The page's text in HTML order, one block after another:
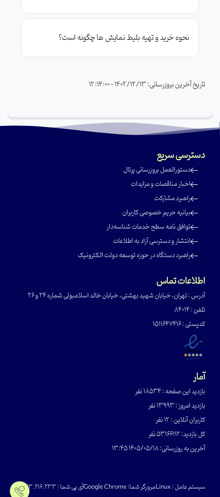
نحوه خرید و تهیه بلیط نمایش ها چگونه است؟
تاریخ آخرین بروزرسانی: 1402/12/13 - 12:14:00
اطلاعات تماس
آدرس : تهران، خیابان شهید بهشتی، خیابان خالد اسلامبولی شماره 24 و 26
تلفن : 84014
کدپستی : ۱۵۱۱۶۴۷۴۱۶
دسترسی سریع
‌دستور‌العمل بروز‌رسانی پرتال
‌اخبار مناقصات و مزایدات
‌راهبرد مشارکت
‌بیانیه حریم خصوصی کاربران
‌توافق نامه سطح خدمات شناسه‌دار
‌انتشار و دسترسی آزاد به اطلاعات
‌راهبرد دستگاه در حوزه توسعه دولت الکترونیک
آمار
بازدید این صفحه : 18534 نفر
بازدید امروز : 13993 نفر
کاربران آنلاین : 12 نفر
کل بازدید: 53166112 نفر
آخرین به روزرسانی: 1405/05/18 13:45
سیستم عامل : Linuxمرورگر شما: Google Chromeآی پی شما : 216.73.216.233